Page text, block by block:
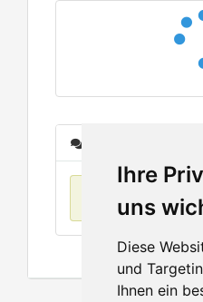
Ihre
uns
Diese
und
Ihnen ein
No items found